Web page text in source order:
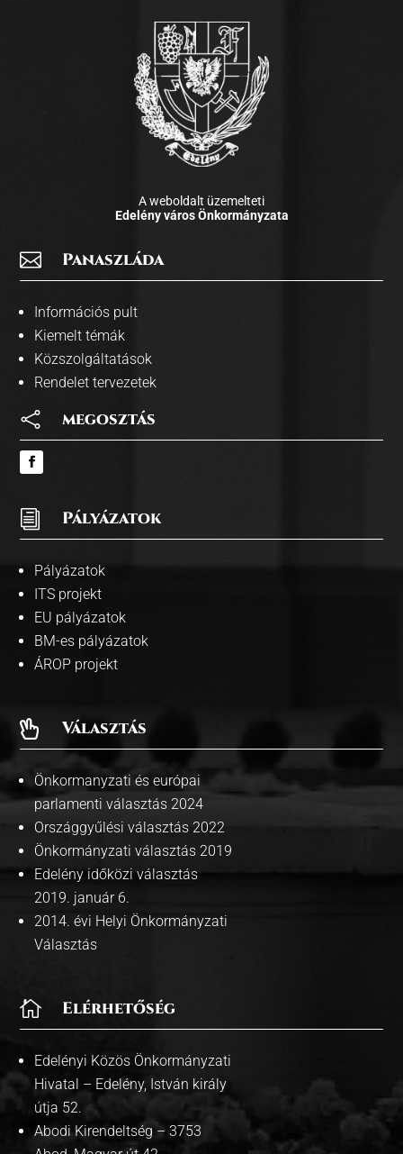
A weboldalt üzemelteti
Edelény város Önkormányzata
 Panaszláda
Információs pult
Kiemelt témák
Közszolgáltatások
Rendelet tervezetek
 megosztás
i Pályázatok
Pályázatok
ITS projekt
EU pályázatok
BM-es pályázatok
ÁROP projekt
 Választás
Önkormanyzati és európai
parlamenti választás 2024
Országgyűlési választás 2022
Önkormányzati választás 2019
Edelény időközi választás
2019. január 6.
2014. évi Helyi Önkormányzati
Választás
 Elérhetőség
Edelényi Közös Önkormányzati
Hivatal – Edelény, István király
útja 52.
Abodi Kirendeltség – 3753